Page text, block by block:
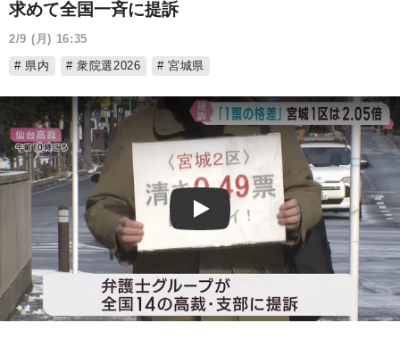
求めて全国一斉に提訴
2/9 (月) 16:35
県内
衆院選2026 宮城県
Play